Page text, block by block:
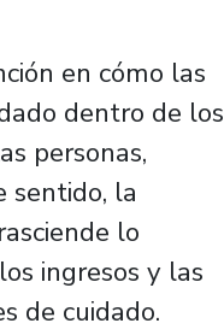
en cómo las
dentro de los
personas,
sentido, la
lo
ingresos y las
de cuidado.